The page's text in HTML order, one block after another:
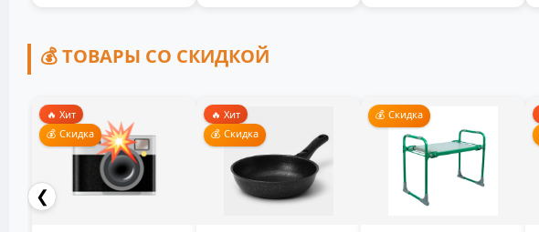
💰 ТОВАРЫ СО СКИДКОЙ
❮
🔥 Хит
💰 Скидка
🔥 Хит
💰 Скидка
💰 Скидка